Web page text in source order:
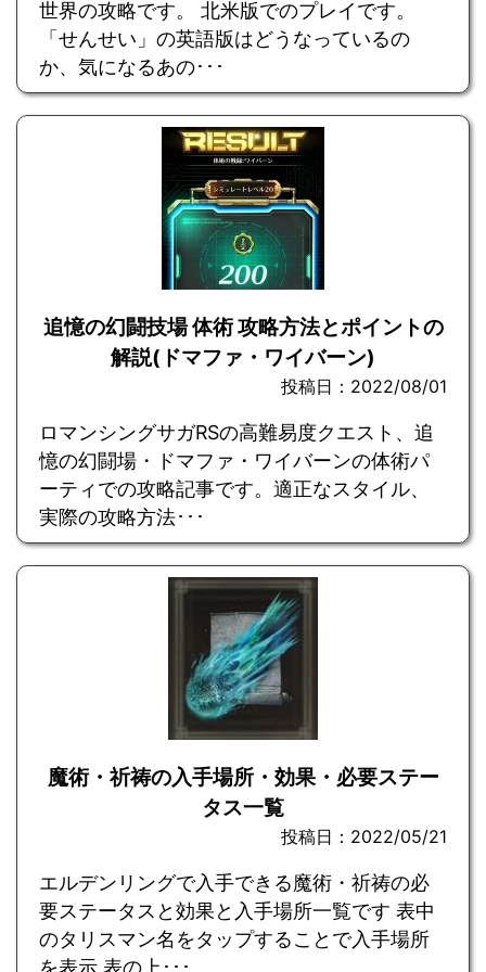
世界の攻略です。 北米版でのプレイです。
「せんせい」の英語版はどうなっているの
か、気になるあの･･･
追憶の幻闘技場 体術 攻略方法とポイントの
解説(ドマファ・ワイバーン)
投稿日：2022/08/01
ロマンシングサガRSの高難易度クエスト、追
憶の幻闘場・ドマファ・ワイバーンの体術パ
ーティでの攻略記事です。適正なスタイル、
実際の攻略方法･･･
魔術・祈祷の入手場所・効果・必要ステー
タス一覧
投稿日：2022/05/21
エルデンリングで入手できる魔術・祈祷の必
要ステータスと効果と入手場所一覧です 表中
のタリスマン名をタップすることで入手場所
を表示 表の上･･･